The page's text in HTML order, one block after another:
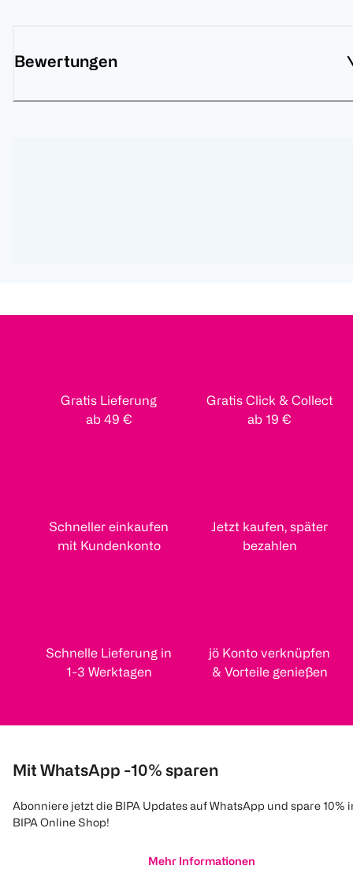
Bewertungen
Gratis Lieferung
ab 49 €
Gratis Click & Collect
ab 19 €
Schneller einkaufen
mit Kundenkonto
Jetzt kaufen, später
bezahlen
Schnelle Lieferung in
1-3 Werktagen
jö Konto verknüpfen
& Vorteile genießen
Mit WhatsApp -10% sparen
Abonniere jetzt die BIPA Updates auf WhatsApp und spare 10%
BIPA Online Shop!
Mehr Informationen